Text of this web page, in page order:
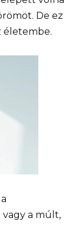
De ez
életembe.
vagy a múlt,